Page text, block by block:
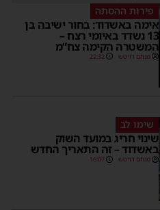
פירות ההסתה
אימה באשדוד: בחור ישיבה בן
13 נשדד באיומי רצח –
המשטרה הקימה צח”מ
מנחם דויטש 22:32
שימו לב
שינוי חריג במועד השוק
באשדוד – זה התאריך החדש
מנחם דויטש 16:07